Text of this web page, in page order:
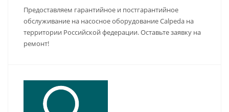
Предоставляем гарантийное и постгарантийное
обслуживание на насосное оборудование Calpeda на
территории Российской федерации. Оставьте заявку на
ремонт!